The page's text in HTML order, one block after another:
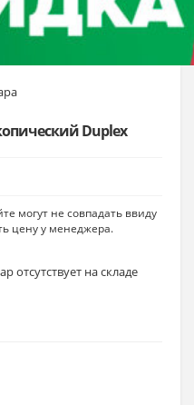
Duplex
могут не совпадать ввиду
цену у менеджера.
отсутствует на складе